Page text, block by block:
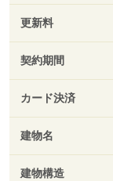
更新料
契約期間
カード決済
建物名
建物構造